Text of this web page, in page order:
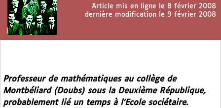
Article mis en ligne le 8 février 2008
dernière modification le 9 février 2008
Professeur de mathématiques au collège de
Montbéliard (Doubs) sous la Deuxième République,
probablement lié un temps à l’Ecole sociétaire.